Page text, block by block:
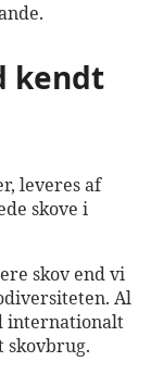
kendt
leveres af
skove i
skov end vi
Al
internationalt